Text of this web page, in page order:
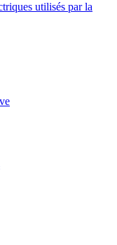
utilisés par la